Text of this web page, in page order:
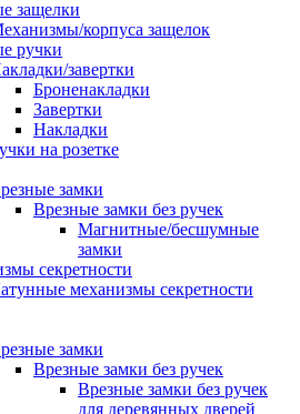
защелки
корпуса защелок
ручки
завертки
Броненакладки
Завертки
Накладки
на розетке
замки
Врезные замки без ручек
Магнитные/бесшумные
замки
секретности
механизмы секретности
замки
Врезные замки без ручек
Врезные замки без ручек
для деревянных дверей